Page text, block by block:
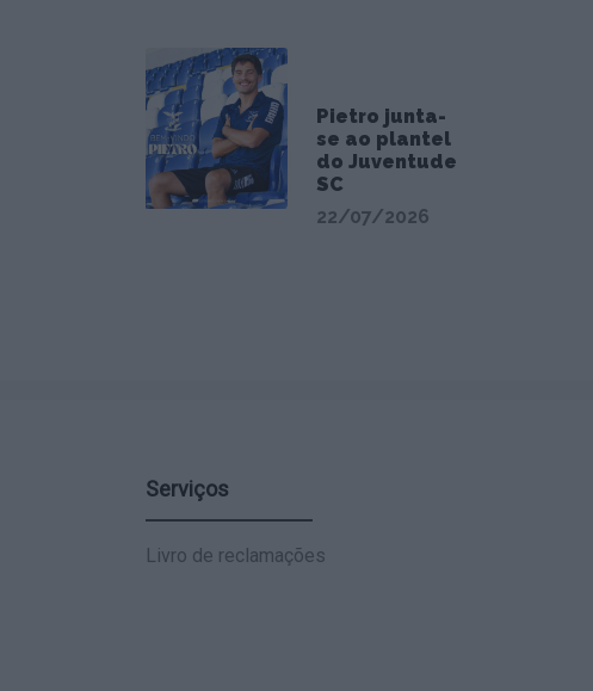
Pietro junta-
se ao plantel
do Juventude
SC
22/07/2026
Serviços
Livro de reclamações